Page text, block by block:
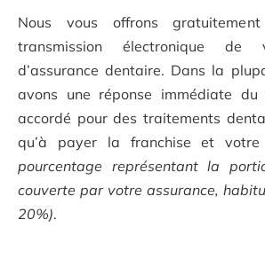
Nous vous offrons
transmission électronique de
d’assurance dentaire. Dans la
avons une réponse immédiate
accordé pour des traitements
qu’à payer la franchise et votre
pourcentage représentant la
couverte par votre assurance,
20%).